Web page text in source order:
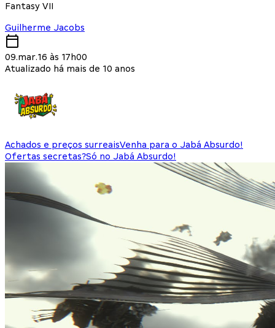
Fantasy VII
Guilherme Jacobs
09.mar.16 às 17h00
Atualizado há mais de 10 anos
Achados e preços surreaisVenha para o Jabá Absurdo!
Ofertas secretas?Só no Jabá Absurdo!